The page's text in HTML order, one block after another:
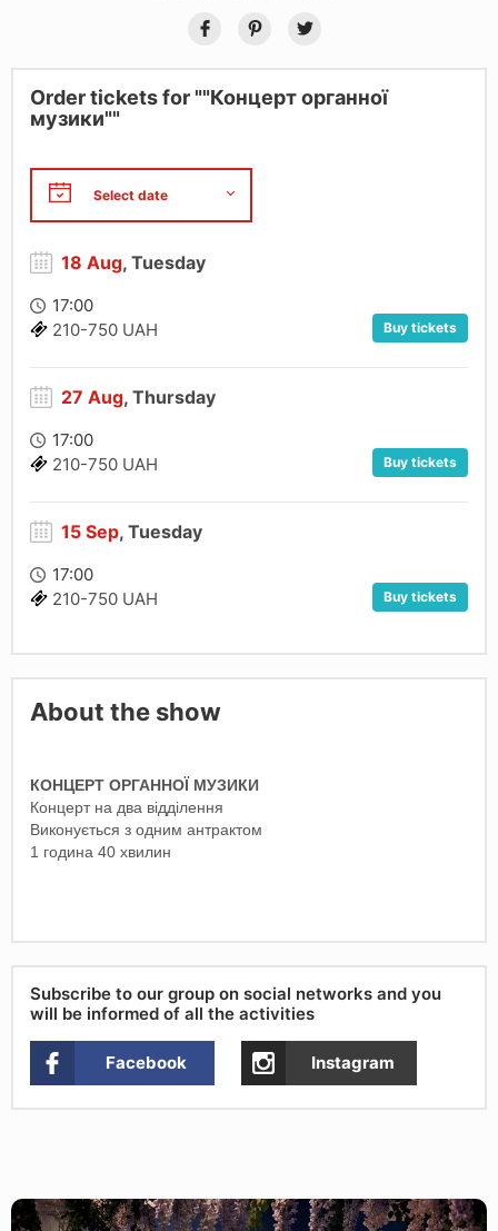
Order tickets for ""Концерт органної
музики""
18 Aug, Tuesday
17:00
210-750 UAH
Buy tickets
27 Aug, Thursday
17:00
210-750 UAH
Buy tickets
15 Sep, Tuesday
17:00
210-750 UAH
Buy tickets
About the show
КОНЦЕРТ ОРГАННОЇ МУЗИКИ
Концерт на два відділення
Виконується з одним антрактом
1 година 40 хвилин
Subscribe to our group on social networks and you
will be informed of all the activities
Facebook Instagram